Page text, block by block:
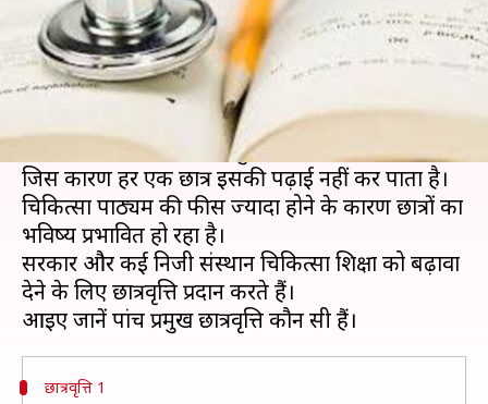
क्या है खबर?
चिकित्सा पाठ्यक्रम, भारत में विज्ञान के छात्रों के बीच सबसे
पसंदीदा पाठ्यक्रमों में से एक है।
देश में चिकित्सा की शिक्षा बहुत महंगी होती जा रही है,
जिस कारण हर एक छात्र इसकी पढ़ाई नहीं कर पाता है।
चिकित्सा पाठ्यक्रम की फीस ज्यादा होने के कारण छात्रों का
भविष्य प्रभावित हो रहा है।
सरकार और कई निजी संस्थान चिकित्सा शिक्षा को बढ़ावा
देने के लिए छात्रवृत्ति प्रदान करते हैं।
छात्रवृत्ति 1